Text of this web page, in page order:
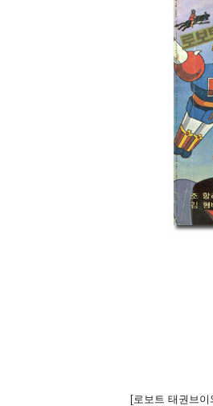
[로보트 태권브